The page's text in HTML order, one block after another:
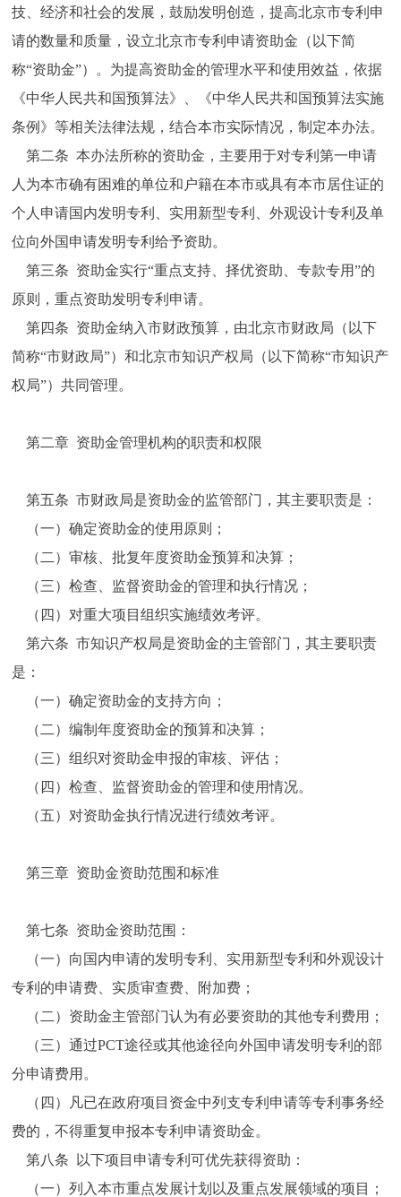
技、经济和社会的发展，鼓励发明创造，提高北京市专利申
请的数量和质量，设立北京市专利申请资助金（以下简
称“资助金”）。为提高资助金的管理水平和使用效益，依据
《中华人民共和国预算法》、《中华人民共和国预算法实施
条例》等相关法律法规，结合本市实际情况，制定本办法。
第二条 本办法所称的资助金，主要用于对专利第一申请
人为本市确有困难的单位和户籍在本市或具有本市居住证的
个人申请国内发明专利、实用新型专利、外观设计专利及单
位向外国申请发明专利给予资助。
第三条 资助金实行“重点支持、择优资助、专款专用”的
原则，重点资助发明专利申请。
第四条 资助金纳入市财政预算，由北京市财政局（以下
简称“市财政局”）和北京市知识产权局（以下简称“市知识产
权局”）共同管理。
第二章 资助金管理机构的职责和权限
第五条 市财政局是资助金的监管部门，其主要职责是：
（一）确定资助金的使用原则；
（二）审核、批复年度资助金预算和决算；
（三）检查、监督资助金的管理和执行情况；
（四）对重大项目组织实施绩效考评。
第六条 市知识产权局是资助金的主管部门，其主要职责
是：
（一）确定资助金的支持方向；
（二）编制年度资助金的预算和决算；
（三）组织对资助金申报的审核、评估；
（四）检查、监督资助金的管理和使用情况。
（五）对资助金执行情况进行绩效考评。
第三章 资助金资助范围和标准
第七条 资助金资助范围：
（一）向国内申请的发明专利、实用新型专利和外观设计
专利的申请费、实质审查费、附加费；
（二）资助金主管部门认为有必要资助的其他专利费用；
（三）通过PCT途径或其他途径向外国申请发明专利的部
分申请费用。
（四）凡已在政府项目资金中列支专利申请等专利事务经
费的，不得重复申报本专利申请资助金。
第八条 以下项目申请专利可优先获得资助：
（一）列入本市重点发展计划以及重点发展领域的项目；